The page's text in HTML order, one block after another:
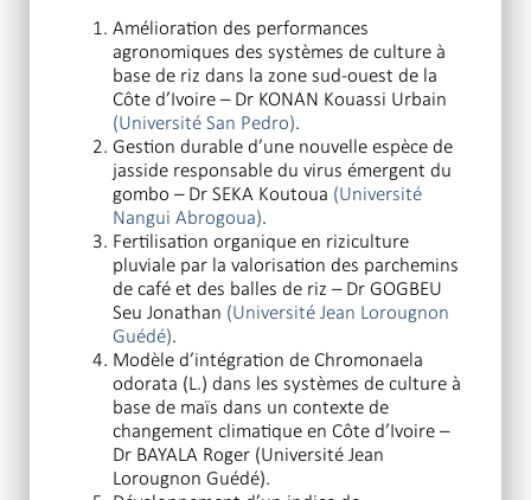
Amélioration des performances
agronomiques des systèmes de culture à
base de riz dans la zone sud-ouest de la
Côte d’Ivoire – Dr KONAN Kouassi Urbain
(Université San Pedro).
Gestion durable d’une nouvelle espèce de
jasside responsable du virus émergent du
gombo – Dr SEKA Koutoua (Université
Nangui Abrogoua).
Fertilisation organique en riziculture
pluviale par la valorisation des parchemins
de café et des balles de riz – Dr GOGBEU
Seu Jonathan (Université Jean Lorougnon
Guédé).
Modèle d’intégration de Chromonaela
odorata (L.) dans les systèmes de culture à
base de maïs dans un contexte de
changement climatique en Côte d’Ivoire –
Dr BAYALA Roger (Université Jean
Lorougnon Guédé).